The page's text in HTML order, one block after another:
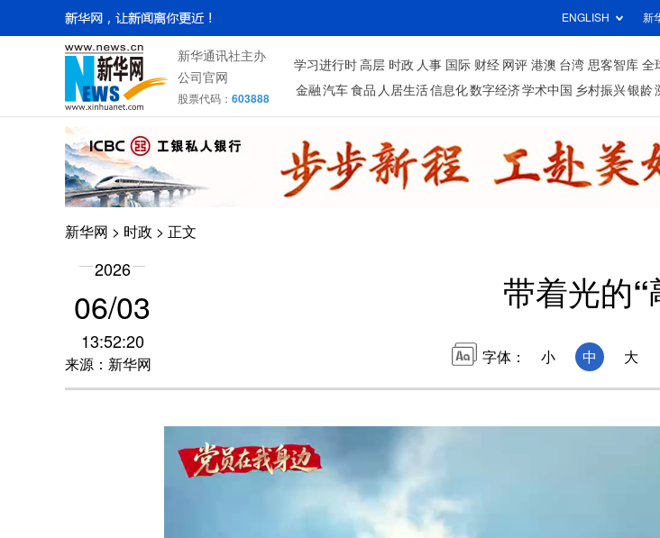
ENGLISH 新
新华通讯社主办
公司官网
股票代码： 603888
学习进行时 高层 时政 人事 国际 财经 网评 港澳 台湾 思客智库 全
金融 汽车 食品 人居生活信息化数字经济学术中国 乡村振兴银龄
新华网 > 时政 > 正文
2026
06/03
13:52:20
来源：新华网
带着光的“
字体： 小 中 大